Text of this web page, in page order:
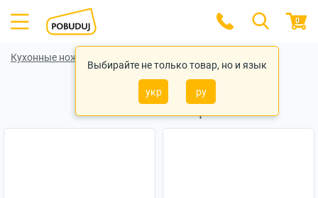
Выбирайте не только товар, но и язык
укр ру
0
Кухонные ножи
Похожие товары